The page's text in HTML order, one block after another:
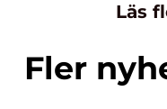
Läs
Fler